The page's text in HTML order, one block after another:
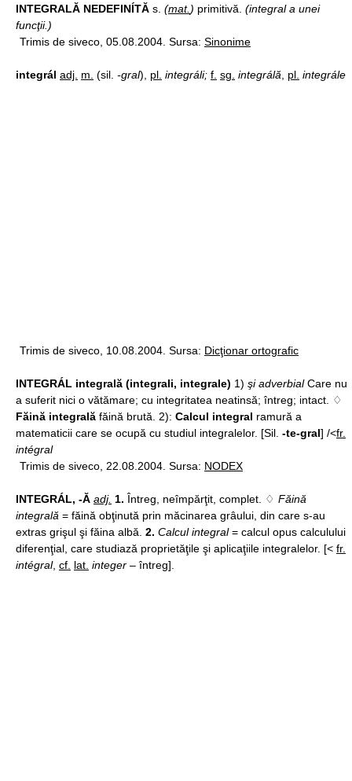
INTEGRALĂ NEDEFINÍTĂ s. (mat. ) primitivă. (integral a unei
funcţii.)
Trimis de siveco, 05.08.2004. Sursa: Sinonime
integrál adj. m. (sil. -gral), pl. integráli; f. sg. integrálă pl. integrále
Trimis de siveco, 10.08.2004. Sursa: Dicţionar ortografic
INTEGRÁL integrală (integrali, integrale) 1) şi adverbialCare nu
a suferit nici o vătămare; cu integritatea neatinsă; întreg; intact. ♢
Făină integrală făină brută. 2): Calcul integral ramură a
matematicii care se ocupă cu studiul integralelor. [Sil. -te-gral] /<fr.
intégral
Trimis de siveco, 22.08.2004. Sursa: NODEX
INTEGRÁL, -Ă adj. 1. Întreg, neîmpărţit, complet. ♢ Făină
integrală = făină obţinută prin măcinarea grâului, din care s-au
extras grişul şi făina albă. 2. Calcul integral= calcul opus calculului
diferenţial, care studiază proprietăţile şi aplicaţiile integralelor. [< fr.
intégral, cf. lat. integer – întreg].